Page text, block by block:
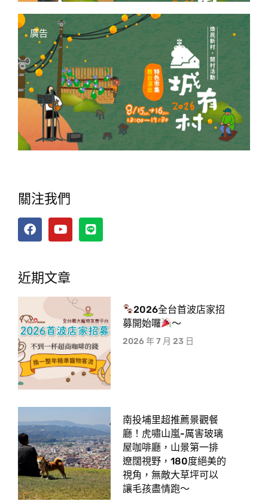
廣告
關注我們
近期文章
2026全台首波店家招
募開始囉
～
2026 年 7 月 23 日
南投埔里超推薦景觀餐
廳！虎嘯山嵐-厲害玻璃
屋咖啡廳，山景第一排
遼闊視野，180度絕美的
視角，無敵大草坪可以
讓毛孩盡情跑〜